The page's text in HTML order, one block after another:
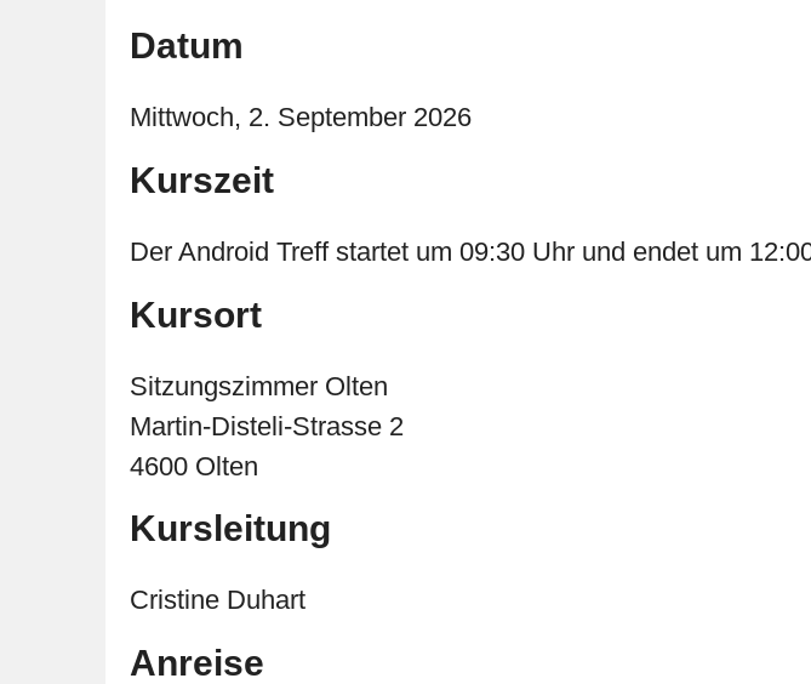
Datum
Mittwoch, 2. September 2026
Kurszeit
Der Android Treff startet um 09:30 Uhr und endet um
Kursort
Sitzungszimmer Olten
Martin-Disteli-Strasse 2
4600 Olten
Kursleitung
Cristine Duhart
Anreise